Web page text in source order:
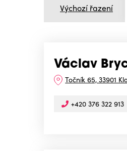
Výchozí řazení
Václav
Točník 65, 33901
+420 376 322 913